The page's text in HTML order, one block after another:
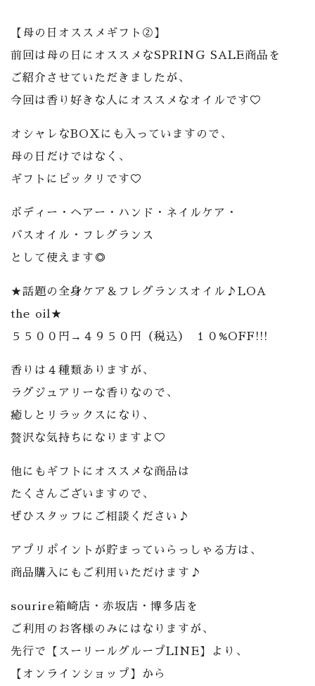
【母の日オススメギフト②】
前回は母の日にオススメなSPRING SALE商品を
ご紹介させていただきましたが、
今回は香り好きな人にオススメなオイルです♡
オシャレなBOXにも入っていますので、
母の日だけではなく、
ギフトにピッタリです♡
ボディー・ヘアー・ハンド・ネイルケア・
バスオイル・フレグランス
として使えます◎
★話題の全身ケア＆フレグランスオイル♪LOA
the oil★
５５００円→４９５０円（税込） １０%OFF!!!
香りは４種類ありますが、
ラグジュアリーな香りなので、
癒しとリラックスになり、
贅沢な気持ちになりますよ♡
他にもギフトにオススメな商品は
たくさんございますので、
ぜひスタッフにご相談ください♪
アプリポイントが貯まっていらっしゃる方は、
商品購入にもご利用いただけます♪
sourire箱崎店・赤坂店・博多店を
ご利用のお客様のみにはなりますが、
先行で【スーリールグループLINE】より、
【オンラインショップ】から